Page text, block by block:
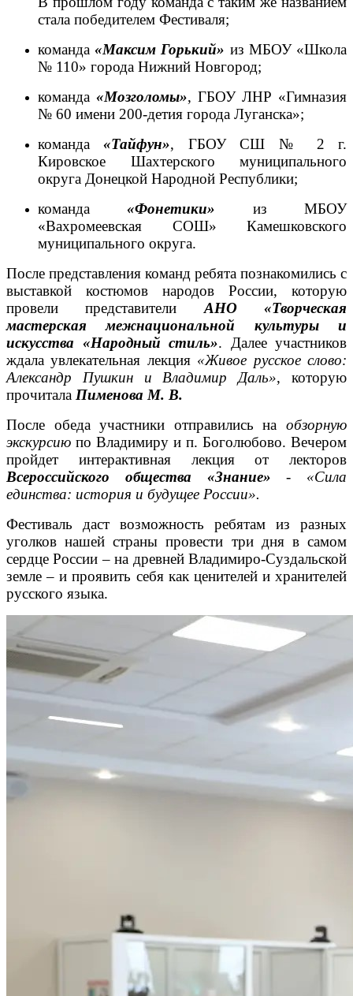
стала победителем Фестиваля;
команда«Максим Горький» из МБОУ «Школа
№ 110» города Нижний Новгород;
команда «Мозголомы», ГБОУ ЛНР «Гимназия
№ 60 имени 200-детия города Луганска»;
команда «Тайфун», ГБОУ СШ № 2 г.
Кировское Шахтерского муниципального
округа Донецкой Народной Республики;
команда«Фонетики» из МБОУ
«Вахромеевская СОШ» Камешковского
муниципального округа.
После представления команд ребята познакомились с
выставкой костюмов народов России, которую
провели представители АНО «Творческая
мастерская межнациональной культуры и
искусства «Народный стиль». Далее участников
ждала увлекательная лекция «Живое русское слово:
Александр Пушкин и Владимир Даль», которую
прочитала Пименова М. В.
После обеда участники отправились на обзорную
экскурсию по Владимиру и п. Боголюбово. Вечером
пройдет интерактивная лекция от лекторов
Всероссийского общества «Знание» - «Сила
единства: история и будущее России».
Фестиваль даст возможность ребятам из разных
уголков нашей страны провести три дня в самом
сердце России – на древней Владимиро-Суздальской
земле – и проявить себя как ценителей и хранителей
русского языка.